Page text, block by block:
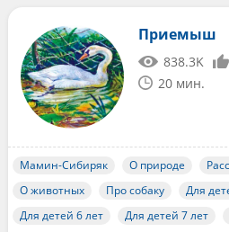
Приемыш
838.3K
20 мин.
Мамин-Сибиряк О природе
О животных
Про собаку Для
Для детей 6 лет
Для детей 7 лет